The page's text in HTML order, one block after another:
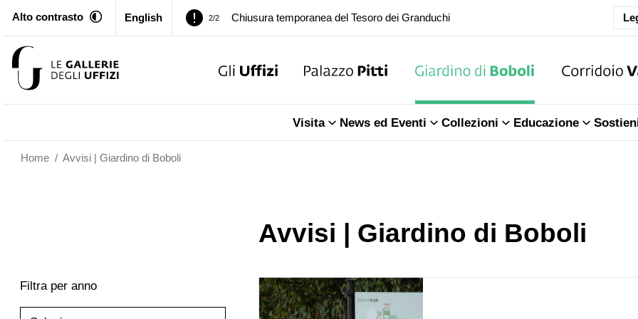
Alto contrasto English 1/2 Palazzo Pitti. Temporanea chiusura della Sala dell'Iliade
Chiusura temporanea del Tesoro dei Granduchi
Visita News ed Eventi Collezioni Educazione
Home / Avvisi | Giardino di Boboli
Avvisi | Giardino di Boboli
Filtra per anno